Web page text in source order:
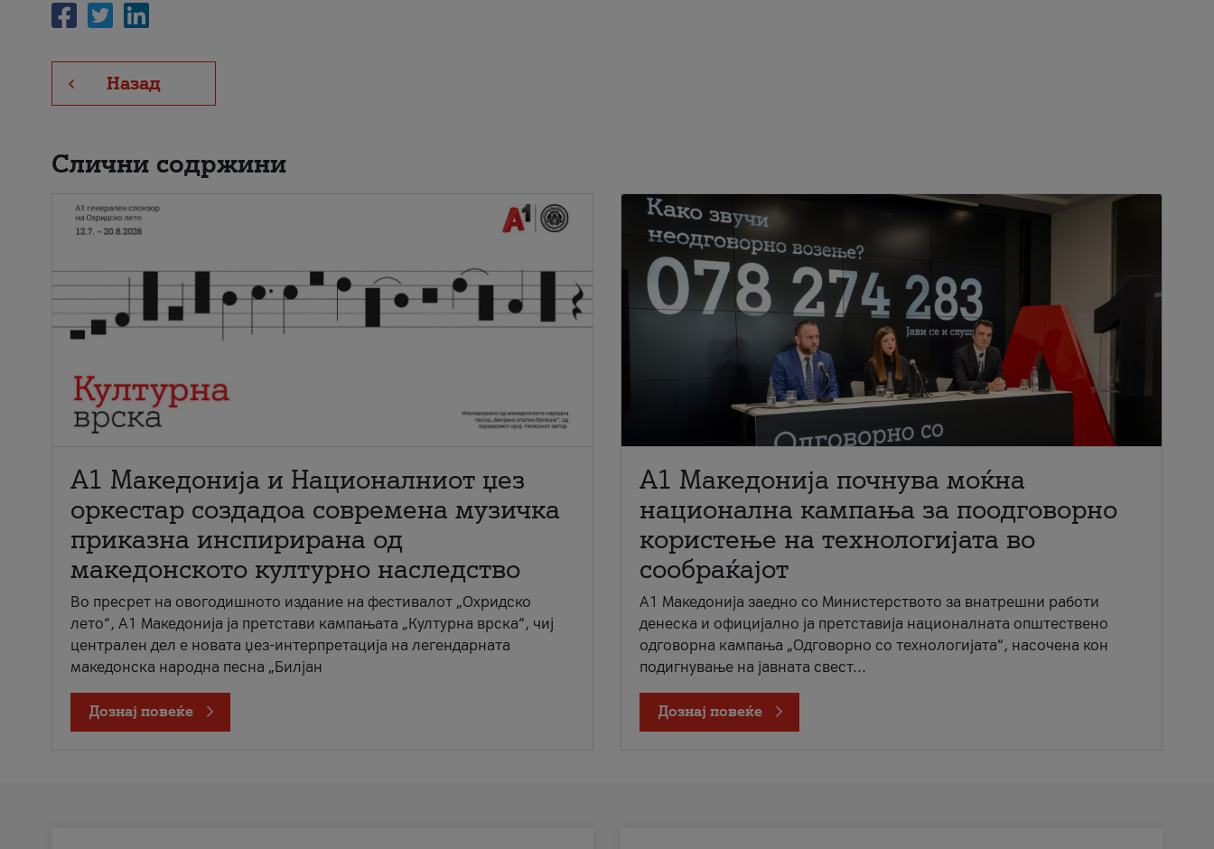
Назад
Слични содржини
А1 Македонија и Националниот џез
оркестар создадоа современа музичка
приказна инспирирана од
македонското културно наследство
Во пресрет на овогодишното издание на фестивалот „Охридско
лето“, А1 Македонија ја претстави кампањата „Културна врска“, чиј
централен дел е новата џез-интерпретација на легендарната
македонска народна песна „Билјан
Дознај повеќе
A1 Македонија почнува моќна
национална кампања за поодговорно
користење на технологијата во
сообраќајот
A1 Македонија заедно со Министерството за внатрешни работи
денеска и официјално ја претставија националната општествено
одговорна кампања „Одговорно со технологијата“, насочена кон
подигнување на јавната свест...
Дознај повеќе